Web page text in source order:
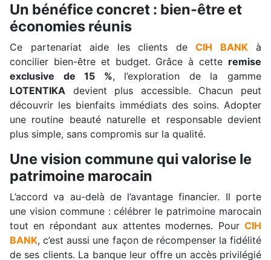
Un bénéfice concret : bien-être et
économies réunis
Ce partenariat aide les clients de CIH BANKà
concilier bien-être et budget. Grâce à cette remise
exclusive de 15 %, l’exploration de la gamme
LOTENTIKA devient plus accessible. Chacun peut
découvrir les bienfaits immédiats des soins. Adopter
une routine beauté naturelle et responsable devient
plus simple, sans compromis sur la qualité.
Une vision commune qui valorise le
patrimoine marocain
L’accord va au-delà de l’avantage financier. Il porte
une vision commune : célébrer le patrimoine marocain
tout en répondant aux attentes modernes. Pour CIH
BANK, c’est aussi une façon de récompenser la fidélité
de ses clients. La banque leur offre un accès privilégié